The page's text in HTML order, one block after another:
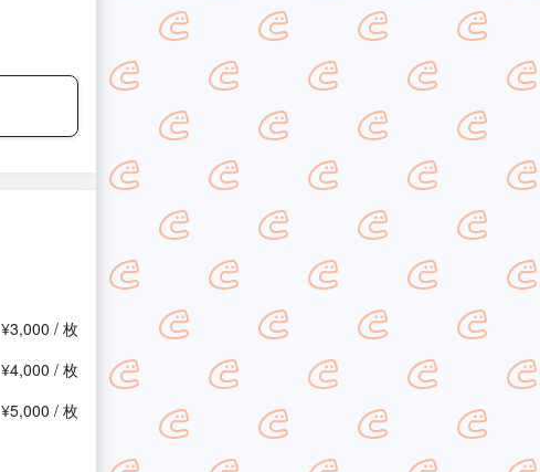
¥3,000 / 枚
¥4,000 / 枚
¥5,000 / 枚